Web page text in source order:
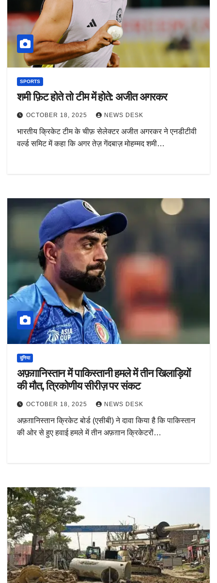
SPORTS
शमी फ़िट होते तो टीम में होते: अजीत अगरकर
OCTOBER 18, 2025 NEWS DESK
भारतीय क्रिकेट टीम के चीफ़ सेलेक्टर अजीत अगरकर ने एनडीटीवी
वर्ल्ड समिट में कहा कि अगर तेज़ गेंदबाज़ मोहम्मद शमी…
दुनिया
अफ़ग़ानिस्तान में पाकिस्तानी हमले में तीन खिलाड़ियों
की मौत, त्रिकोणीय सीरीज़ पर संकट
OCTOBER 18, 2025 NEWS DESK
अफ़ग़ानिस्तान क्रिकेट बोर्ड (एसीबी) ने दावा किया है कि पाकिस्तान
की ओर से हुए हवाई हमले में तीन अफ़ग़ान क्रिकेटरों…